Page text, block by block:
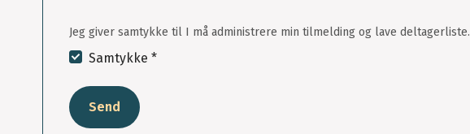
Jeg giver samtykke til I må administrere min tilmelding og lave deltagerliste.
Samtykke *
Send